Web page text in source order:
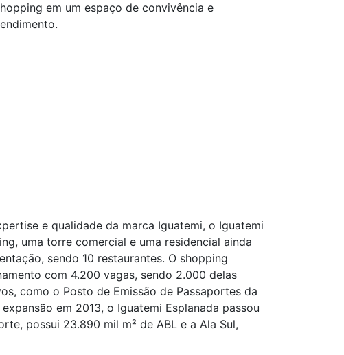
em um espaço de convivência e
e qualidade da marca Iguatemi, o Iguatemi
uma torre comercial e uma residencial ainda
sendo 10 restaurantes. O shopping
com 4.200 vagas, sendo 2.000 delas
como o Posto de Emissão de Passaportes da
em 2013, o Iguatemi Esplanada passou
possui 23.890 mil m² de ABL e a Ala Sul,